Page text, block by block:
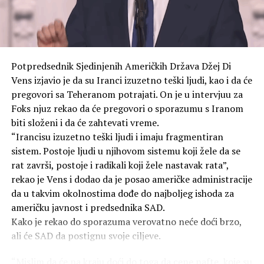
Većina sudija zaključila je da djeca rođena u SAD
roditeljima koji ilegalno ili privremeno borave u zemlji
jesu pod američkom jurisdikcijom i stiču državljanstvo
rođenjem.
Roberts: “Pravo da imate prava”
Predsjednik Vrhovnog suda Džon Roberts (John Roberts)
u odluci je snažno branio istorijsko značenje
državljanstva po rođenju.
“Državljanstvo je tada, kao i sada, bilo pravo da imate
prava”, napisao je Roberts.
Većina je zaključila da su tvorci 14. amandmana to
obećanje proširili na osobe rođene na američkom tlu i da
sud tu garanciju mora da sačuva.
govorima da su SAD izvršile napade na gradove Hirošimu
i Nagasaki, navodi TASS.
Američke snage izvele su napade atomskim oružjem sa
To ostaju jedini slučajevi upotrebe nuklearnog oružja u
ratovanju u ljudskoj istoriji. Prema različitim
procjenama, bomba bačena na Hirošimu 6. avgusta 1945.
godine ubila je između 70.000 i 100.000 ljudi na sam dan
eksplozije.
Do kraja 1945. godine, broj žrtava porastao je na
140.000, jer su ljudi umirali u bolnicama od zadobijenih
povreda i izloženosti zračenju. Ukupan broj žrtava
bombardovanja sada prelazi 350.000.
SAD i dalje ne priznaju moralnu odgovornost za
atomska bombardovanja, pravdajući svoje postupke kao
Potpredsednik Sjedinjenih Američkih Država Džej Di
Vens izjavio je da su Iranci izuzetno teški ljudi, kao i da će
pregovori sa Teheranom potrajati. On je u intervjuu za
Foks njuz rekao da će pregovori o sporazumu s Iranom
biti složeni i da će zahtevati vreme.
“Irancisu izuzetno teški ljudi i imaju fragmentiran
sistem. Postoje ljudi u njihovom sistemu koji žele da se
rat završi, postoje i radikali koji žele nastavak rata”,
rekao je Vens i dodao da je posao američke administracije
da u takvim okolnostima dođe do najboljeg ishoda za
američku javnost i predsednika SAD.
Kako je rekao do sporazuma verovatno neće doći brzo,
ali će SAD da postignu svoje ciljeve.